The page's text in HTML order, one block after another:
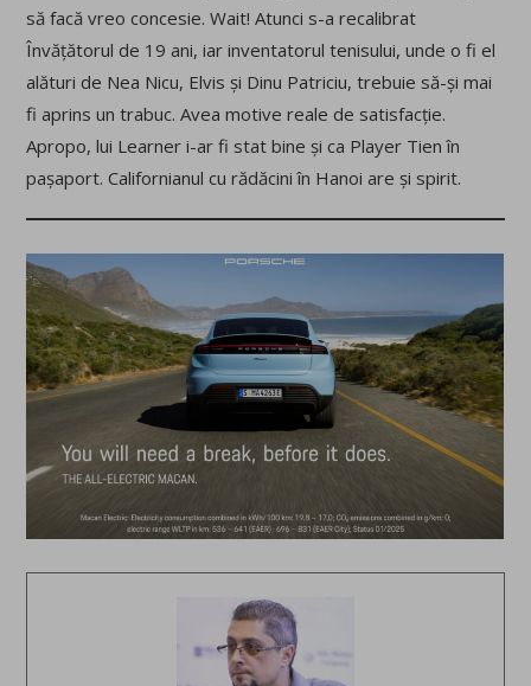
să facă vreo concesie. Wait! Atunci s-a recalibrat
Învățătorul de 19 ani, iar inventatorul tenisului, unde o fi el
alături de Nea Nicu, Elvis și Dinu Patriciu, trebuie să-și mai
fi aprins un trabuc. Avea motive reale de satisfacție.
Apropo, lui Learner i-ar fi stat bine și ca Player Tien în
pașaport. Californianul cu rădăcini în Hanoi are și spirit.